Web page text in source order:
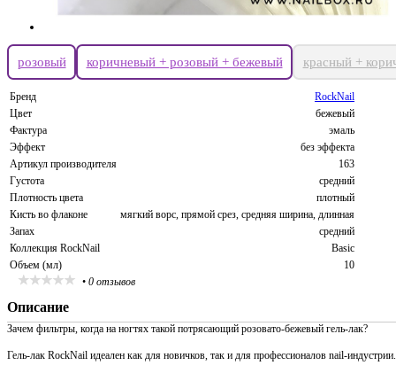
розовый коричневый + розовый + бежевый красный +
Бренд
RockNail
Цвет
бежевый
Фактура
эмаль
Эффект
без эффекта
Артикул производителя
163
Густота
средний
Плотность цвета
плотный
Кисть во флаконе
мягкий ворс, прямой срез, средняя ширина, длинная
Запах
средний
Коллекция RockNail
Basic
Объем (мл)
10
• 0 отзывов
Описание
Зачем фильтры, когда на ногтях такой потрясающий розовато-бежевый гель-лак?
Гель-лак RockNail идеален как для новичков, так и для профессионалов nail-индустрии.